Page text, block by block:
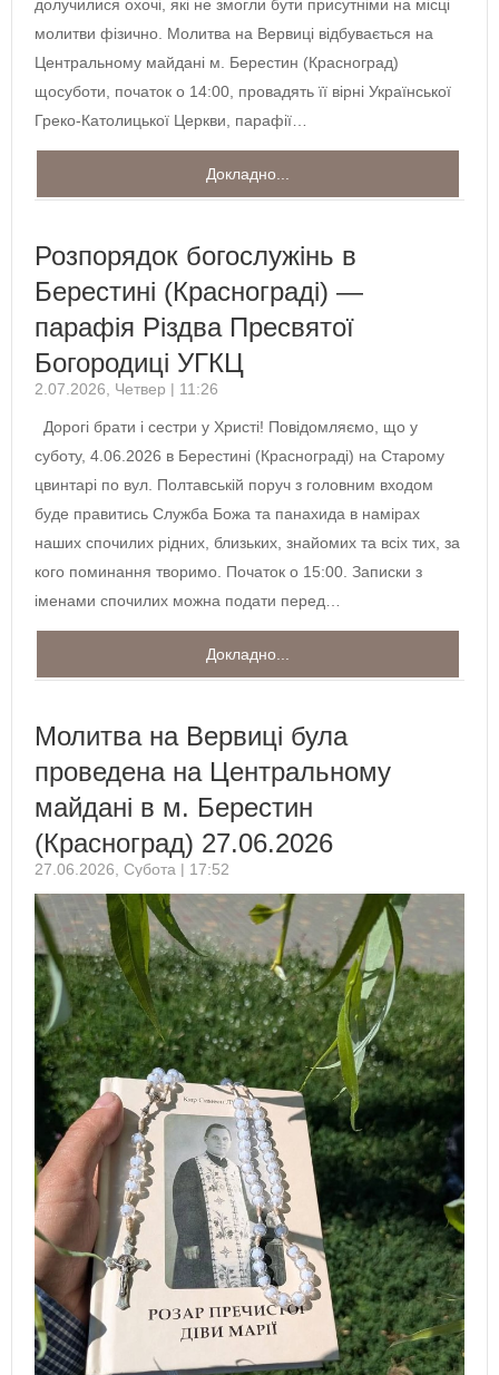
долучилися охочі, які не змогли бути присутніми на місці
молитви фізично. Молитва на Вервиці відбувається на
Центральному майдані м. Берестин (Красноград)
щосуботи, початок о 14:00, провадять її вірні Української
Греко-Католицької Церкви, парафії…
Докладно...
Розпорядок богослужінь в
Берестині (Краснограді) —
парафія Різдва Пресвятої
Богородиці УГКЦ
2.07.2026, Четвер | 11:26
Дорогі брати і сестри у Христі! Повідомляємо, що у
суботу, 4.06.2026 в Берестині (Краснограді) на Старому
цвинтарі по вул. Полтавській поруч з головним входом
буде правитись Служба Божа та панахида в намірах
наших спочилих рідних, близьких, знайомих та всіх тих, за
кого поминання творимо. Початок о 15:00. Записки з
іменами спочилих можна подати перед…
Докладно...
Молитва на Вервиці була
проведена на Центральному
майдані в м. Берестин
(Красноград) 27.06.2026
27.06.2026, Субота | 17:52